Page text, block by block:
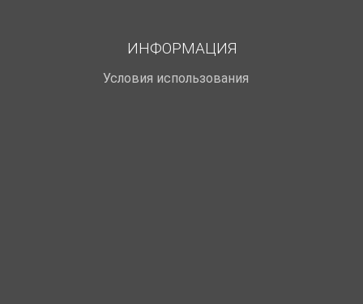
ИНФОРМАЦИЯ
Условия использования